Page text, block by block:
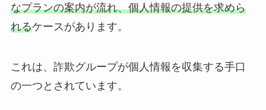
なプランの案内が流れ、個人情報の提供を求めら
れるケースがあります。
これは、詐欺グループが個人情報を収集する手口
の一つとされています。